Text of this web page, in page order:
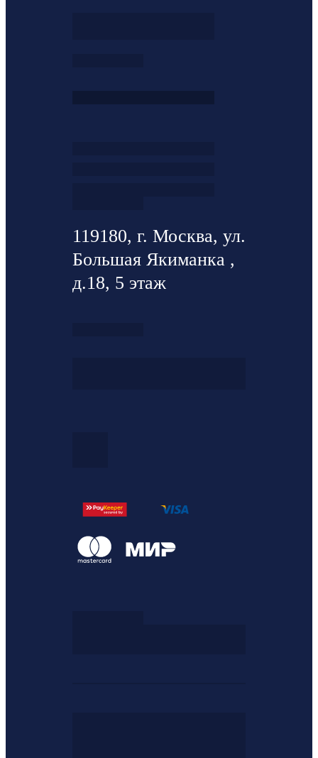
119180, г. Москва, ул.
Большая Якиманка ,
д.18, 5 этаж